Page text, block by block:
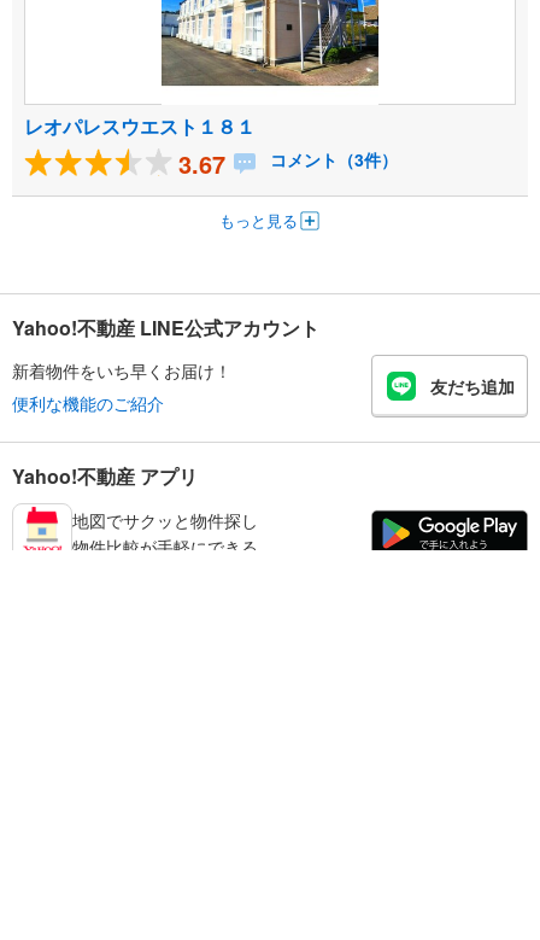
レオパレスウエスト１８１
3.67 コメント（3件）
もっと見る
Yahoo!不動産 LINE公式アカウント
新着物件をいち早くお届け！
便利な機能のご紹介
友だち追加
Yahoo!不動産 アプリ
地図でサクッと物件探し
物件比較が手軽にできる